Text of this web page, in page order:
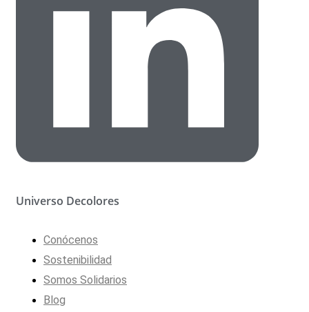
Universo Decolores
Conócenos
Sostenibilidad
Somos Solidarios
Blog